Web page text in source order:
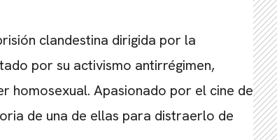
clandestina dirigida por la
por su activismo antirrégimen,
homosexual. Apasionado por el cine de
de una de ellas para distraerlo de